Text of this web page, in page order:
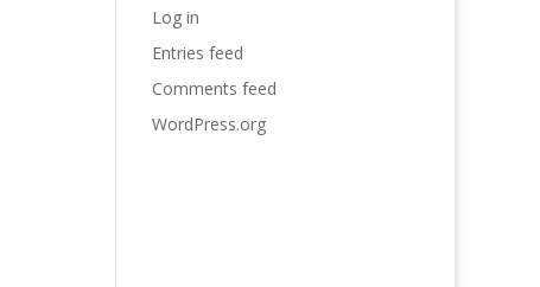
Log in
Entries feed
Comments feed
WordPress.org